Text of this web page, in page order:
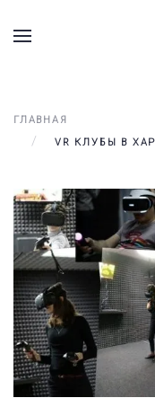
ГЛАВНАЯ
VR КЛУБЫ В